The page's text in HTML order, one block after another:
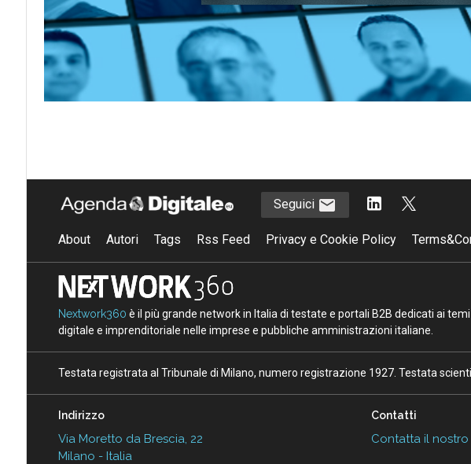
Seguici
About Autori Tags Rss Feed Privacy e Cookie Policy
Nextwork360 è il più grande network in Italia di testate e portali B2B dedicati ai
digitale e imprenditoriale nelle imprese e pubbliche amministrazioni italiane.
Testata registrata al Tribunale di Milano, numero registrazione 1927. Testata
Indirizzo
Via Moretto da Brescia, 22
Milano - Italia
Contatti
Contatta il